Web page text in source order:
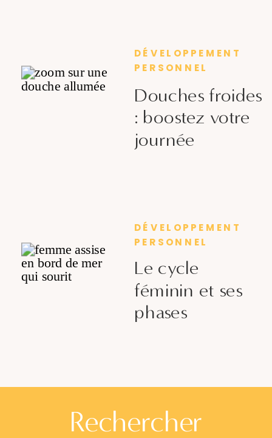
Douches froides
: boostez votre
journée
DÉVELOPPEMENT
PERSONNEL
Le cycle
féminin et ses
phases
DÉVELOPPEMENT
PERSONNEL
Rechercher